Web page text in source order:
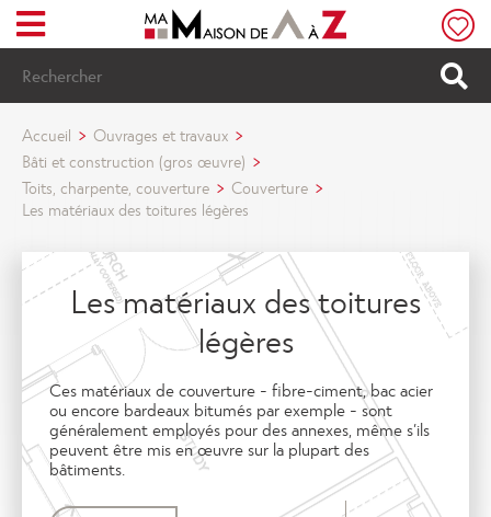
Menu
Accueil
Ouvrages et travaux
Bâti et construction (gros œuvre)
Toits, charpente, couverture
Couverture
Les matériaux des toitures légères
Les matériaux des toitures
légères
Ces matériaux de couverture - fibre-ciment, bac acier
ou encore bardeaux bitumés par exemple - sont
généralement employés pour des annexes, même s’ils
peuvent être mis en œuvre sur la plupart des
bâtiments.